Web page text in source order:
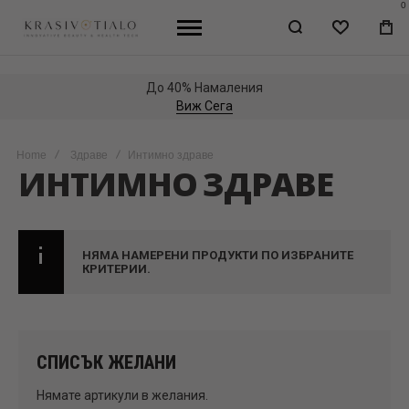
WISHLIST
0
До 40% Намаления
Виж Сега
Home Здраве Интимно здраве
ИНТИМНО ЗДРАВЕ
НЯМА НАМЕРЕНИ ПРОДУКТИ ПО ИЗБРАНИТЕ
КРИТЕРИИ.
СПИСЪК ЖЕЛАНИ
Нямате артикули в желания.